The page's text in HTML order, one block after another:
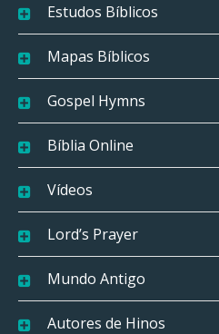
Estudos Bíblicos
Mapas Bíblicos
Gospel Hymns
Bíblia Online
Vídeos
Lord’s Prayer
Mundo Antigo
Autores de Hinos